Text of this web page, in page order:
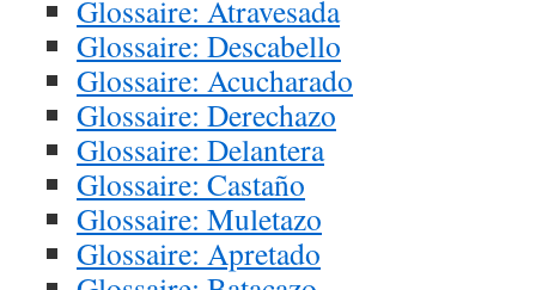
Glossaire: Atravesada
Glossaire: Descabello
Glossaire: Acucharado
Glossaire: Derechazo
Glossaire: Delantera
Glossaire: Castaño
Glossaire: Muletazo
Glossaire: Apretado